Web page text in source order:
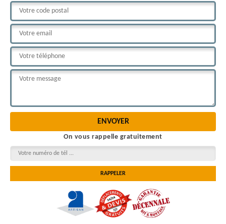
On vous rappelle gratuitement